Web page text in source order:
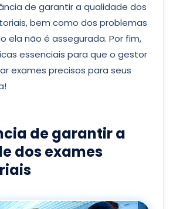
de garantir a qualidade dos
bem como dos problemas
ela não é assegurada. Por fim,
essenciais para que o gestor
exames precisos para seus
de garantir a
dos exames